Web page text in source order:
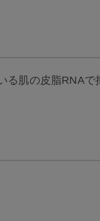
る肌の皮脂RNA